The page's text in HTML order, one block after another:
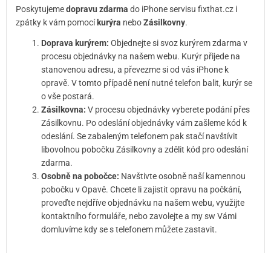
Poskytujemedopravu zdarma do iPhone servisu fixthat.cz i
zpátky k vám pomocí kurýra neboZásilkovny.
Doprava kurýrem: Objednejte si svoz kurýrem zdarma v
procesu objednávky na našem webu. Kurýr přijede na
stanovenou adresu, a převezme si od vás iPhone k
opravě. V tomto případě není nutné telefon balit, kurýr se
o vše postará.
Zásilkovna: V procesu objednávky vyberete podání přes
Zásilkovnu. Po odeslání objednávky vám zašleme kód k
odeslání. Se zabaleným telefonem pak stačí navštívit
libovolnou pobočku Zásilkovny a zdělit kód pro odeslání
zdarma.
Osobně na pobočce: Navštivte osobně naší kamennou
pobočku v Opavě. Chcete li zajistit opravu na počkání,
proveďte nejdříve objednávku na našem webu, využijte
kontaktního formuláře, nebo zavolejte a my sw Vámi
domluvíme kdy se s telefonem můžete zastavit.